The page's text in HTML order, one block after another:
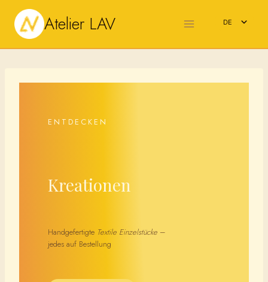
Inhalt
springen
Atelier LAV
DE
ENTDECKEN
Kreationen
Handgefertigte Textile Einzelstücke –
jedes auf Bestellung